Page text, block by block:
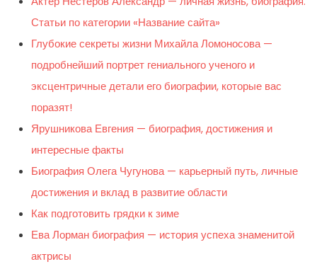
Статьи по категории «Название сайта»
Глубокие секреты жизни Михайла Ломоносова —
подробнейший портрет гениального ученого и
эксцентричные детали его биографии, которые вас
поразят!
Ярушникова Евгения — биография, достижения и
интересные факты
Биография Олега Чугунова — карьерный путь, личные
достижения и вклад в развитие области
Как подготовить грядки к зиме
Ева Лорман биография — история успеха знаменитой
актрисы